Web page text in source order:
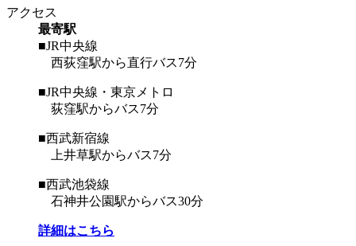
アクセス
最寄駅
■JR中央線
西荻窪駅から直行バス7分
■JR中央線・東京メトロ
荻窪駅からバス7分
■西武新宿線
上井草駅からバス7分
■西武池袋線
石神井公園駅からバス30分
詳細はこちら